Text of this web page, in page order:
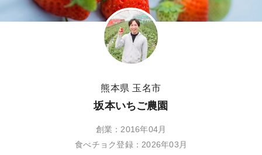
熊本県 玉名市
坂本いちご農園
創業：2016年04月
食べチョク登録：2026年03月